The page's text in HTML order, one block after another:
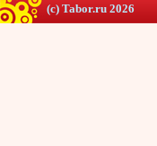
(c) Tabor.ru 2026